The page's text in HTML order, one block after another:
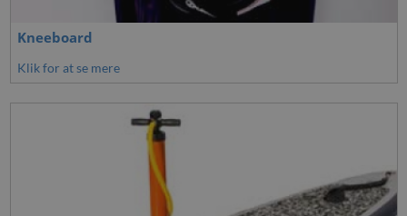
Kneeboard
Klik for at se mere